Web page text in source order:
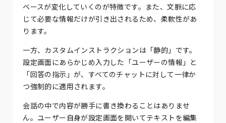
ベースが変化していくのが特徴です。また、文脈に応
じて必要な情報だけが引き出されるため、柔軟性があ
ります。
一方、カスタムインストラクションは「静的」です。
設定画面にあらかじめ入力した「ユーザーの情報」と
「回答の指示」が、すべてのチャットに対して一律か
つ強制的に適用されます。
会話の中で内容が勝手に書き換わることはありませ
ん。ユーザー自身が設定画面を開いてテキストを編集